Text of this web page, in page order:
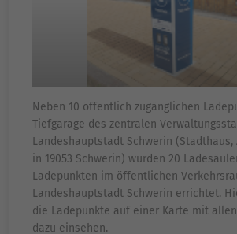
Neben 10 öffentlich zugänglichen
Tiefgarage des zentralen
Landeshauptstadt Schwerin (Stadthaus,
in 19053 Schwerin) wurden 20
Ladepunkten im öffentlichen
Landeshauptstadt Schwerin errichtet.
die Ladepunkte auf einer Karte mit
dazu einsehen.